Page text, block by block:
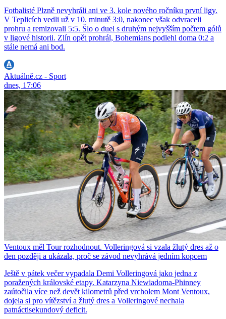
Fotbalisté Plzně nevyhráli ani ve 3. kole nového ročníku první ligy.
V Teplicích vedli už v 10. minutě 3:0, nakonec však odvraceli
prohru a remizovali 5:5. Šlo o duel s druhým nejvyšším počtem gólů
v ligové historii. Zlín opět prohrál, Bohemians podlehl doma 0:2 a
stále nemá ani bod.
Aktuálně.cz - Sport
dnes, 17:06
Ventoux měl Tour rozhodnout. Volleringová si vzala žlutý dres až o
den později a ukázala, proč se závod nevyhrává jedním kopcem
Ještě v pátek večer vypadala Demi Volleringová jako jedna z
poražených královské etapy. Katarzyna Niewiadoma-Phinney
zaútočila více než devět kilometrů před vrcholem Mont Ventoux,
dojela si pro vítězství a žlutý dres a Volleringové nechala
patnáctisekundový deficit.